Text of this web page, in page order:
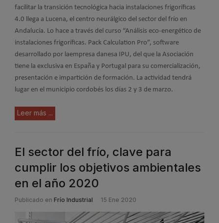
facilitar la transición tecnológica hacia instalaciones frigoríficas
4.0 llega a Lucena, el centro neurálgico del sector del frío en
Andalucía. Lo hace a través del curso “Análisis eco-energético de
instalaciones frigoríficas. Pack Calculation Pro”, software
desarrollado por laempresa danesa IPU, del que la Asociación
tiene la exclusiva en España y Portugal para su comercialización,
presentación e impartición de formación. La actividad tendrá
lugar en el municipio cordobés los días 2 y 3 de marzo.
Leer más ...
El sector del frío, clave para
cumplir los objetivos ambientales
en el año 2020
Publicado en Frío Industrial 15 Ene 2020